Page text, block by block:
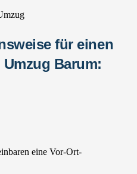
für einen
Barum:
eine Vor-Ort-